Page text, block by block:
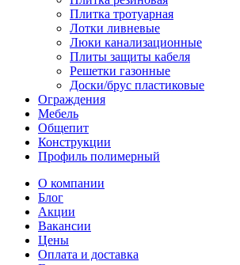
Плитка тротуарная
Лотки ливневые
Люки канализационные
Плиты защиты кабеля
Решетки газонные
Доски/брус пластиковые
Ограждения
Мебель
Общепит
Конструкции
Профиль полимерный
О компании
Блог
Акции
Вакансии
Цены
Оплата и доставка